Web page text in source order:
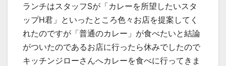
ランチはスタッフSが「カレーを所望したいスタ
ップH君」といったところ色々お店を提案してく
れたのですが「普通のカレー」が食べたいと結論
がついたのであるお店に行ったら休みでしたので
キッチンジローさんへカレーを食べに行ってきま